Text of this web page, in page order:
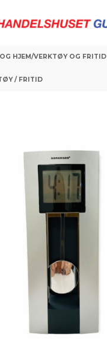
HJEM/VERKTØY OG FRITID
/ FRITID